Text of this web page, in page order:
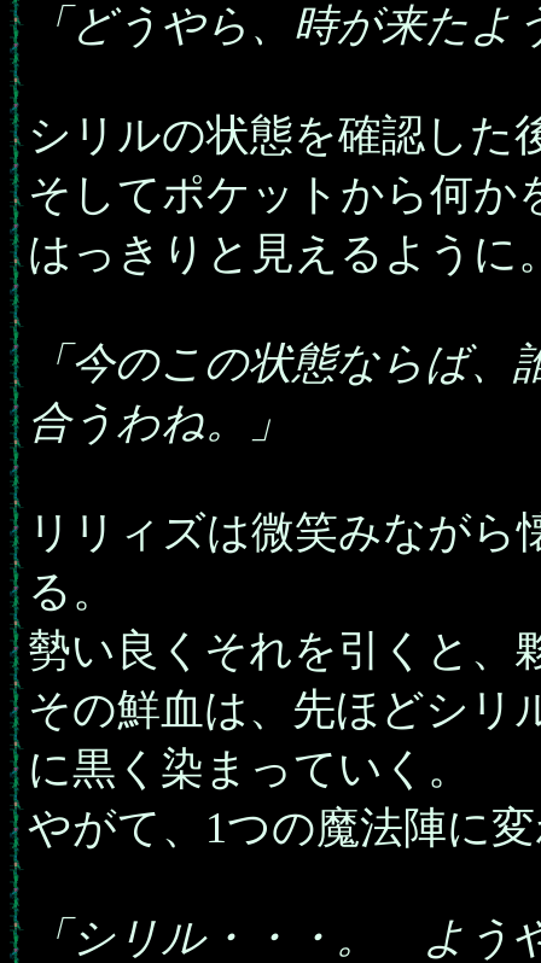
「どうやら、時が来たよ
シリルの状態を確認した
そしてポケットから何か
はっきりと見えるように
「今のこの状態ならば
合うわね。」
リリィズは微笑みながら
る。
勢い良くそれを引くと、
その鮮血は、先ほどシリ
に黒く染まっていく。
やがて、1つの魔法陣に
「シリル・・・。 よう